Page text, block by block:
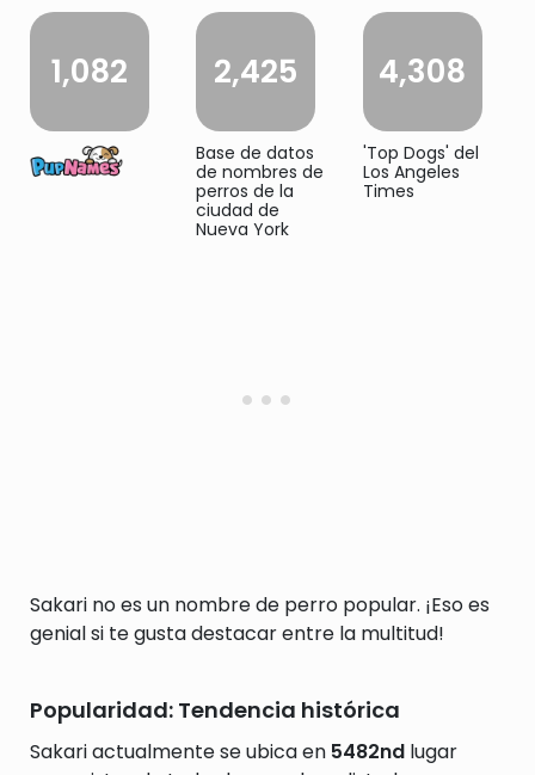
1,082 2,425
Base de datos
de nombres de
perros de la
ciudad de
Nueva York
4,308
'Top Dogs' del
Los Angeles
Times
Sakari no es un nombre de perro popular. ¡Eso es
genial si te gusta destacar entre la multitud!
Popularidad: Tendencia histórica
Sakari actualmente se ubica en 5482nd lugar